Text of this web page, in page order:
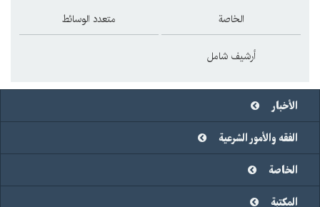
الخاصة متعدد الوسائط
أرشيف شامل
الأخبار
الفقه والأمور الشرعية
الخاصة
المكتبة